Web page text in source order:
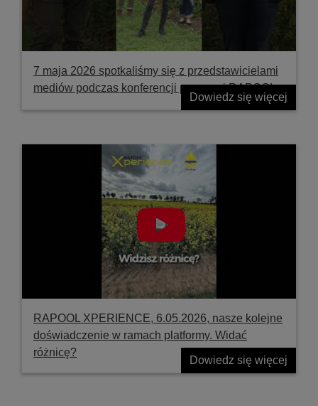
7 maja 2026 spotkaliśmy się z przedstawicielami
mediów podczas konferencji prasowej RAPOOL
Dowiedz się więcej
RAPOOL XPERIENCE, 6.05.2026, nasze kolejne
doświadczenie w ramach platformy. Widać
różnicę?
Dowiedz się więcej